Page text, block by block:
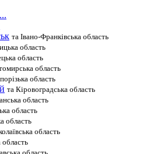
та Івано-Франківська область
область
область
область
область
та Кіровоградська область
область
область
область
область
область